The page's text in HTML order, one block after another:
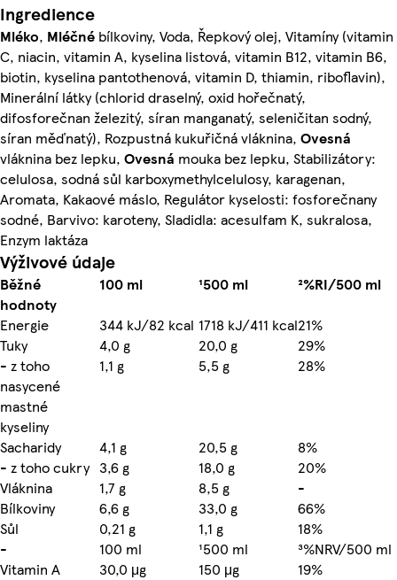
Ingredience
Mléko, Mléčné bílkoviny, Voda, Řepkový olej, Vitamíny (vitamin
C, niacin, vitamin A, kyselina listová, vitamin B12, vitamin B6,
biotin, kyselina pantothenová, vitamin D, thiamin, riboflavin),
Minerální látky (chlorid draselný, oxid hořečnatý,
difosforečnan železitý, síran manganatý, seleničitan sodný,
síran měďnatý), Rozpustná kukuřičná vláknina, Ovesná
vláknina bez lepku, Ovesná mouka bez lepku, Stabilizátory:
celulosa, sodná sůl karboxymethylcelulosy, karagenan,
Aromata, Kakaové máslo, Regulátor kyselosti: fosforečnany
sodné, Barvivo: karoteny, Sladidla: acesulfam K, sukralosa,
Enzym laktáza
Výživové údaje
Běžné
hodnoty
100 ml ¹500 ml
²%RI/500 ml
Energie
344 kJ/82 kcal 1718 kJ/411 kcal21%
Tuky
4,0 g 20,0 g
29%
- z toho
nasycené
mastné
kyseliny
1,1 g 5,5 g 28%
Sacharidy 4,1 g 20,5 g
8%
- z toho cukry 3,6 g 18,0 g
20%
Vláknina
1,7 g 8,5 g
-
Bílkoviny
6,6 g 33,0 g
66%
Sůl
0,21 g 1,1 g
18%
-
100 ml ¹500 ml
³%NRV/500 ml
Vitamin A
30,0 μg 150 μg
19%